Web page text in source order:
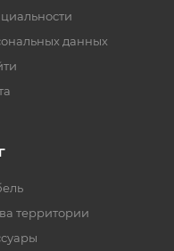
данных
территории